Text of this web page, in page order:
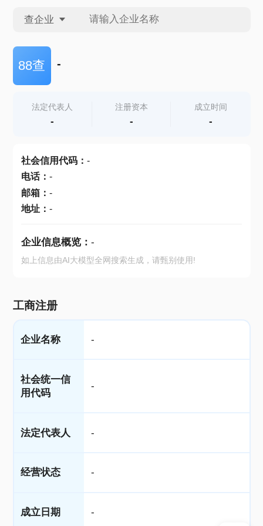
查企业
查企业
查产地
88查 -
法定代表人
-
注册资本
-
成立时间
-
社会信用代码： -
电话： -
邮箱： -
地址： -
企业信息概览： -
如上信息由AI大模型全网搜索生成，请甄别使用!
工商注册
企业名称 -
社会统一信
用代码
-
法定代表人 -
经营状态 -
成立日期 -